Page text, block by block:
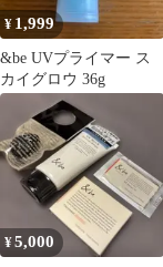
¥ 1,999
&be UVプライマー ス
カイグロウ 36g
¥5,000